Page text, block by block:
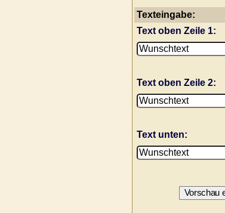
Texteingabe:
Text oben Zeile 1:
Text oben Zeile 2:
Text unten: